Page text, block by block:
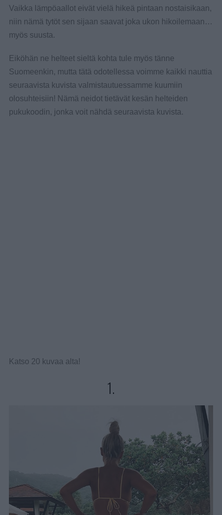
Vaikka lämpöaallot eivät vielä hikeä pintaan nostaisikaan,
niin nämä tytöt sen sijaan saavat joka ukon hikoilemaan…
myös suusta.
Eiköhän ne helteet sieltä kohta tule myös tänne
Suomeenkin, mutta tätä odotellessa voimme kaikki nauttia
seuraavista kuvista valmistautuessamme kuumiin
olosuhteisiin! Nämä neidot tietävät kesän helteiden
pukukoodin, jonka voit nähdä seuraavista kuvista.
Katso 20 kuvaa alta!
1.